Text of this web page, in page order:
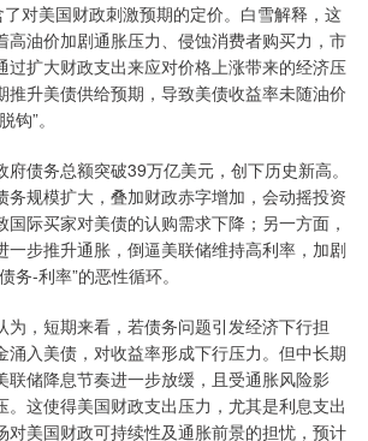
对美国财政刺激预期的定价。白雪解释，这
高油价加剧通胀压力、侵蚀消费者购买力，市
过扩大财政支出来应对价格上涨带来的经济压
推升美债供给预期，导致美债收益率未随油价
钩”。
债务总额突破39万亿美元，创下历史新高。
务规模扩大，叠加财政赤字增加，会动摇投资
际买家对美债的认购需求下降；另一方面，
一步推升通胀，倒逼美联储维持高利率，加剧
务-利率”的恶性循环。
，短期来看，若债务问题引发经济下行担
涌入美债，对收益率形成下行压力。但中长期
联储降息节奏进一步放缓，且受通胀风险影
。这使得美国财政支出压力，尤其是利息支出
对美国财政可持续性及通胀前景的担忧，预计